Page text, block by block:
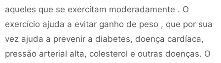
aqueles que se exercitam moderadamente . O
exercício ajuda a evitar ganho de peso , que por sua
vez ajuda a prevenir a diabetes, doença cardíaca,
pressão arterial alta, colesterol e outras doenças. O